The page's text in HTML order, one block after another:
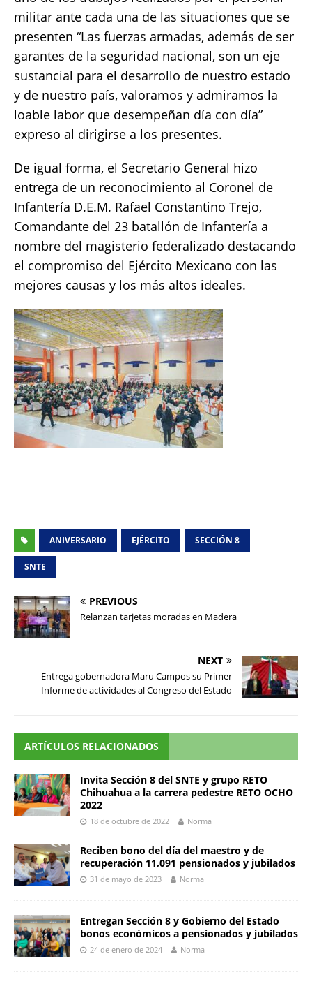
militar ante cada una de las situaciones que se
presenten “Las fuerzas armadas, además de ser
garantes de la seguridad nacional, son un eje
sustancial para el desarrollo de nuestro estado
y de nuestro país, valoramos y admiramos la
loable labor que desempeñan día con día”
expreso al dirigirse a los presentes.
De igual forma, el Secretario General hizo
entrega de un reconocimiento al Coronel de
Infantería D.E.M. Rafael Constantino Trejo,
Comandante del 23 batallón de Infantería a
nombre del magisterio federalizado destacando
el compromiso del Ejército Mexicano con las
mejores causas y los más altos ideales.
ANIVERSARIO EJÉRCITO SECCIÓN 8
SNTE
PREVIOUS
Relanzan tarjetas moradas en Madera
NEXT
Entrega gobernadora Maru Campos su Primer
Informe de actividades al Congreso del Estado
ARTÍCULOS RELACIONADOS
Invita Sección 8 del SNTE y grupo RETO
Chihuahua a la carrera pedestre RETO OCHO
2022
18 de octubre de 2022 Norma
Reciben bono del día del maestro y de
recuperación 11,091 pensionados y jubilados
31 de mayo de 2023 Norma
Entregan Sección 8 y Gobierno del Estado
bonos económicos a pensionados y jubilados
24 de enero de 2024 Norma